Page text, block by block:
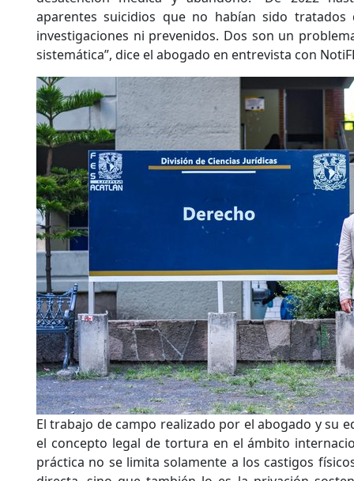
aparentes suicidios que no habían sido
investigaciones ni prevenidos. Dos son un
sistemática”, dice el abogado en entrevista con
El trabajo de campo realizado por el abogado y su
el concepto legal de tortura en el ámbito
práctica no se limita solamente a los castigos